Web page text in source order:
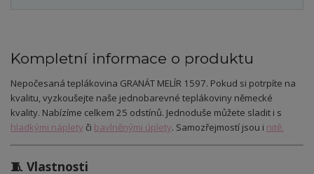
Kompletní informace o produktu
Nepočesaná teplákovina GRANÁT MELÍR 1597. Pokud si potrpíte na
kvalitu, vyzkoušejte naše jednobarevné teplákoviny německé
kvality. Nabízíme celkem 25 odstínů. Jednoduše můžete sladit i s
hladkými náplety či bavlněnými úplety. Samozřejmostí jsou i nitě.
🧵 Vlastnosti